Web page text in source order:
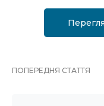
ПОПЕРЕДНЯ СТАТТЯ